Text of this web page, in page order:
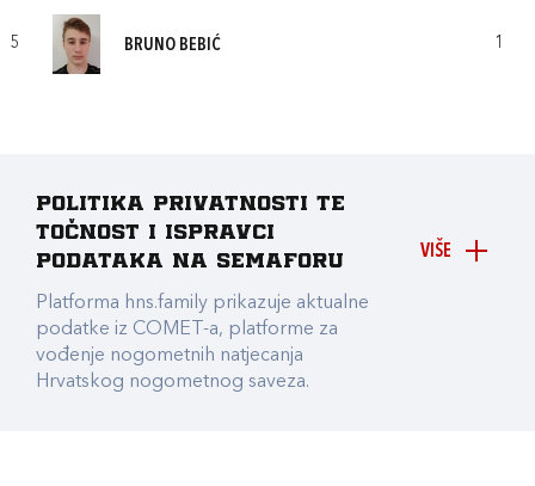
5 BRUNO BEBIĆ 1
VIŠE
Politika privatnosti te
točnost i ispravci
podataka na Semaforu
Platforma hns.family prikazuje aktualne
podatke iz COMET-a, platforme za
vođenje nogometnih natjecanja
Hrvatskog nogometnog saveza.